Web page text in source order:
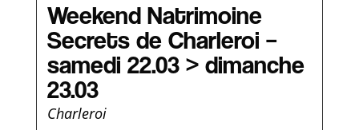
Weekend Natrimoine
Secrets de Charleroi –
samedi 22.03 > dimanche
23.03
Charleroi